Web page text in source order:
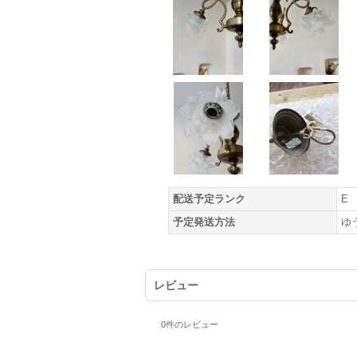
配送予定ランク
E
予定発送方法
ゆ
レビュー
0件のレビュー